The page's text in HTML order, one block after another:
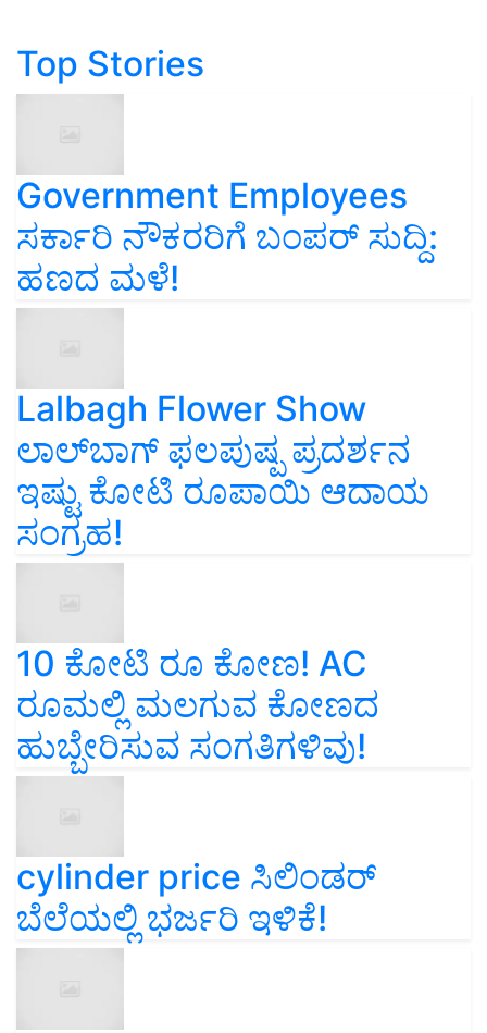
Top Stories
Government Employees
ಸರ್ಕಾರಿ ನೌಕರರಿಗೆ ಬಂಪರ್‌ ಸುದ್ದಿ:
ಹಣದ ಮಳೆ!
Lalbagh Flower Show
ಲಾಲ್‌ಬಾಗ್ ಫಲಪುಷ್ಪ ಪ್ರದರ್ಶನ
ಇಷ್ಟು ಕೋಟಿ ರೂಪಾಯಿ ಆದಾಯ
ಸಂಗ್ರಹ!
10 ಕೋಟಿ ರೂ ಕೋಣ! AC
ರೂಮಲ್ಲಿ ಮಲಗುವ ಕೋಣದ
ಹುಬ್ಬೇರಿಸುವ ಸಂಗತಿಗಳಿವು!
cylinder price ಸಿಲಿಂಡರ್‌
ಬೆಲೆಯಲ್ಲಿ ಭರ್ಜರಿ ಇಳಿಕೆ!